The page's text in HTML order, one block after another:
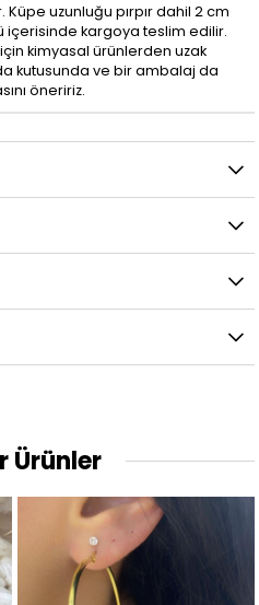
Küpe uzunluğu pırpır dahil 2 cm
kargoya teslim edilir.
kimyasal ürünlerden uzak
kutusunda ve bir ambalaj da
öneririz.
Ürünler